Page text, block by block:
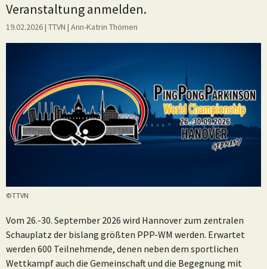
Veranstaltung anmelden.
19.02.2026| TTVN | Ann-Katrin Thömen
©TTVN
Vom 26.-30. September 2026 wird Hannover zum zentralen
Schauplatz der bislang größten PPP-WM werden. Erwartet
werden 600 Teilnehmende, denen neben dem sportlichen
Wettkampf auch die Gemeinschaft und die Begegnung mit